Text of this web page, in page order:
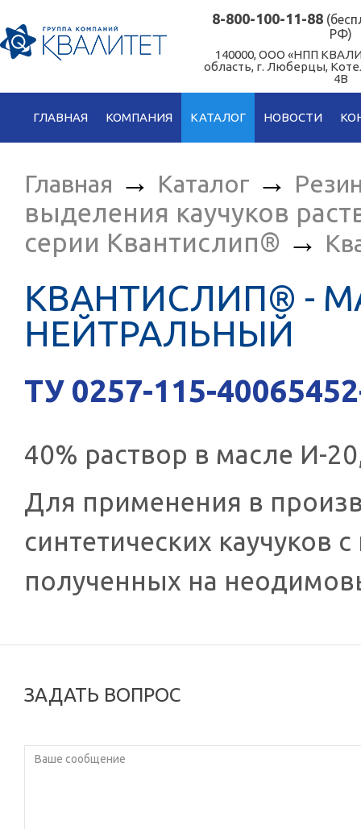
8-800-100-11-88
РФ)
140000, ООО «НПП
область, г. Люберцы,
4В
ГЛАВНАЯ КОМПАНИЯ КАТАЛОГ НОВОСТИ
Главная → Каталог →
выделения каучуков
серии Квантислип® →
КВАНТИСЛИП® -
НЕЙТРАЛЬНЫЙ
ТУ 0257-115-
40% раствор в масле И-
Для применения в
синтетических
полученных на
ЗАДАТЬ ВОПРОС